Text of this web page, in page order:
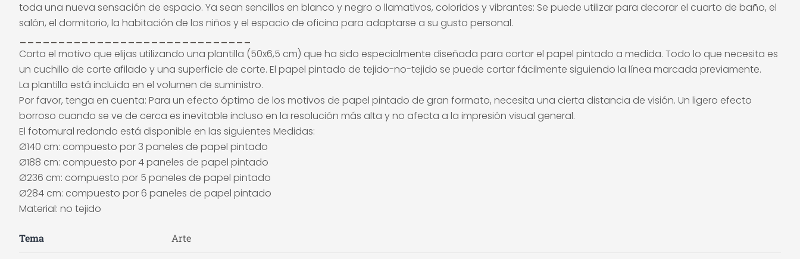
toda una nueva sensación de espacio. Ya sean sencillos en blanco y negro o llamativos, coloridos y vibrantes: Se puede utilizar para decorar el cuarto de baño, el
salón, el dormitorio, la habitación de los niños y el espacio de oficina para adaptarse a su gusto personal.
Corta el motivo que elijas utilizando una plantilla (50x6,5 cm) que ha sido especialmente diseñada para cortar el papel pintado a medida. Todo lo que necesita es
un cuchillo de corte afilado y una superficie de corte. El papel pintado de tejido-no-tejido se puede cortar fácilmente siguiendo la línea marcada previamente.
La plantilla está incluida en el volumen de suministro.
Por favor, tenga en cuenta: Para un efecto óptimo de los motivos de papel pintado de gran formato, necesita una cierta distancia de visión. Un ligero efecto
borroso cuando se ve de cerca es inevitable incluso en la resolución más alta y no afecta a la impresión visual general.
El fotomural redondo está disponible en las siguientes Medidas:
Ø140 cm: compuesto por 3 paneles de papel pintado
Ø188 cm: compuesto por 4 paneles de papel pintado
Ø236 cm: compuesto por 5 paneles de papel pintado
Ø284 cm: compuesto por 6 paneles de papel pintado
Material: no tejido
Tema Arte